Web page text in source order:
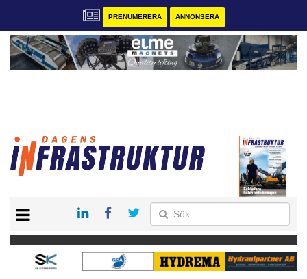
PRENUMERERA ANNONSERA
KONTAKT
VÅRA ANDRA MAGASIN